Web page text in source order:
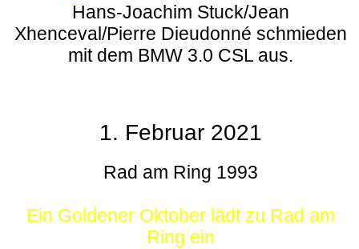
Hans-Joachim Stuck/Jean
Xhenceval/Pierre Dieudonné schmieden
mit dem BMW 3.0 CSL aus.
1. Februar 2021
Rad am Ring 1993
Ein Goldener Oktober lädt zu Rad am
Ring ein